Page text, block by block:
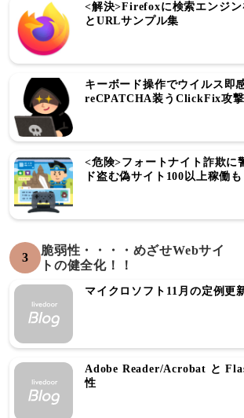
<解決>Firefoxに検索エンジン
とURLサンプル集
キーボード操作でウイルス即
reCPATCHA装うClickFix攻撃
<危険>フォートナイト詐欺に
ド盗む偽サイト100以上稼働も
3
脆弱性・・・・めざせWebサイ
トの健全化！！
マイクロソフト11月の定例更
Adobe Reader/Acrobat と
性